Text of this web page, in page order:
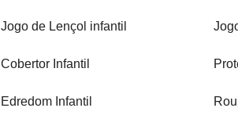
Jogo de Lençol infantil
Cobertor Infantil
Edredom Infantil